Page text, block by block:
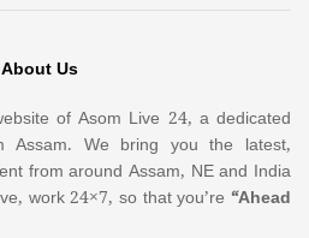
About Us
of Asom Live 24, a dedicated
Assam. We bring you the latest,
from around Assam, NE and India
work 24×7, so that you’re “Ahead